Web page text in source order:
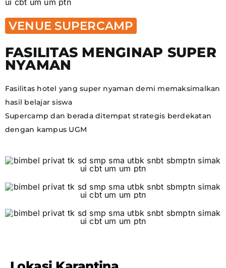
VENUE SUPERCAMP
FASILITAS MENGINAP SUPER
NYAMAN
Fasilitas hotel yang super nyaman demi memaksimalkan
hasil belajar siswa
Supercamp dan berada ditempat strategis berdekatan
dengan kampus UGM